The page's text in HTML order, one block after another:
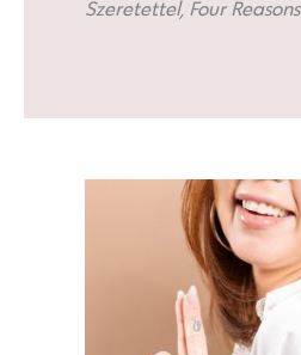
Szeretettel, Four Reasons